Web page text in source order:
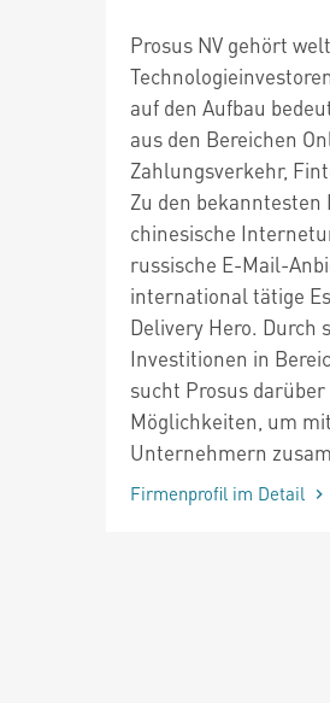
Prosus NV gehört
auf den Aufbau
aus den Bereichen
Zahlungsverkehr,
Zu den
chinesische
russische E-Mail-
international tätige
Delivery Hero. Durch
Investitionen in
sucht Prosus
Möglichkeiten, um
Unternehmern
Firmenprofil im Detail